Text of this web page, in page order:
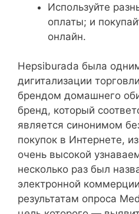
Используйте
оплаты; и
онлайн.
Hepsiburada была
дигитализации
брендом домашнего
бренд, который
является синонимом
покупок в Интернете,
очень высокой
несколько раз был
электронной
результатам опроса